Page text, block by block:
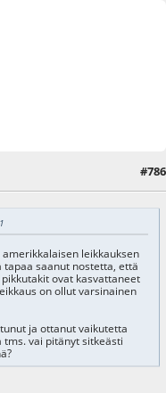
#786
leikkauksen
saanut nostetta, että
ovat kasvattaneet
on ollut varsinainen
ja ottanut vaikutetta
vai pitänyt sitkeästi